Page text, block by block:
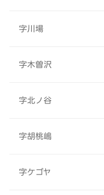
字川場
字木曽沢
字北ノ谷
字胡桃嶋
字ケゴヤ